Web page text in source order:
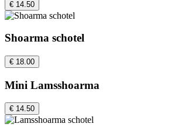
€ 14.50
Shoarma schotel
€ 18.00
Mini Lamsshoarma
€ 14.50